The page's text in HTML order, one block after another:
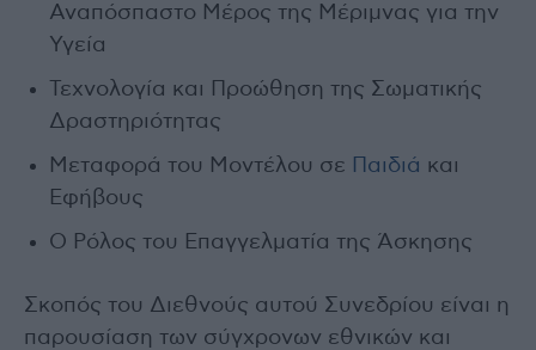
Αναπόσπαστο Μέρος της Μέριμνας για την
Υγεία
Τεχνολογία και Προώθηση της Σωματικής
Δραστηριότητας
Μεταφορά του Μοντέλου σε Παιδιά και
Εφήβους
Ο Ρόλος του Επαγγελματία της Άσκησης
Σκοπός του Διεθνούς αυτού Συνεδρίου είναι η
παρουσίαση των σύγχρονων εθνικών και